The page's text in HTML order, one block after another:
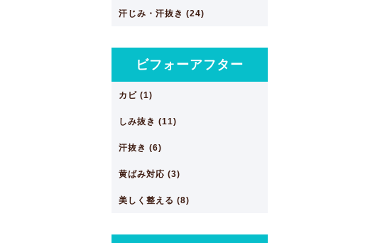
汗じみ・汗抜き (24)
ビフォーアフター
カビ (1)
しみ抜き (11)
汗抜き (6)
黄ばみ対応 (3)
美しく整える (8)